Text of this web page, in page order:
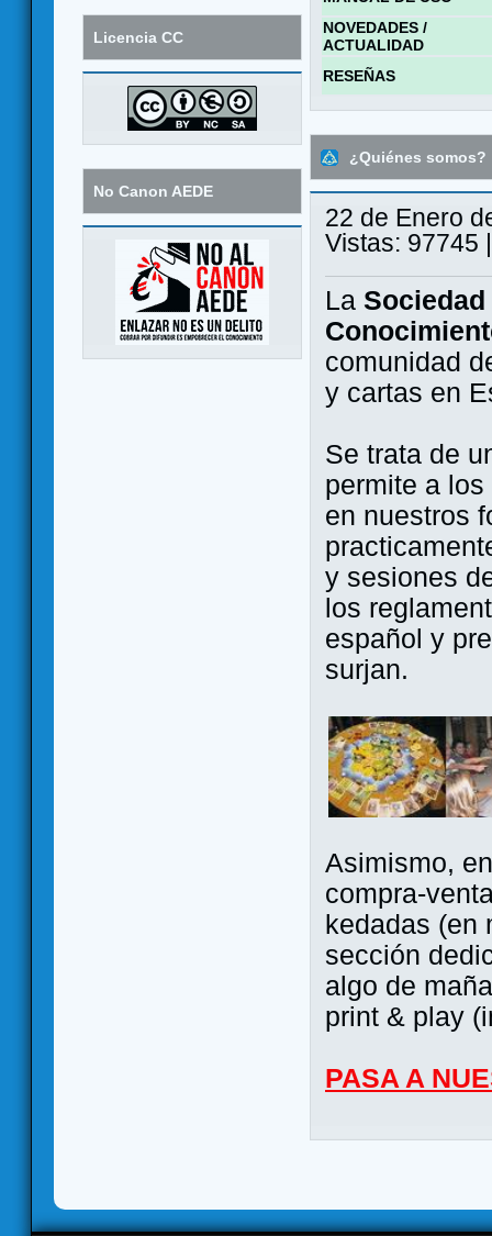
Licencia CC
No Canon AEDE
NOVEDADES /
ACTUALIDAD
RESEÑAS
¿Quiénes somos?
22 de Enero
Vistas: 97745
La
comunidad
y cartas en
Se trata de
permite a
en nuestros
y sesiones
los
español y
surjan.
Asimismo,
compra-
kedadas (en
sección
algo de
print & play
PASA A